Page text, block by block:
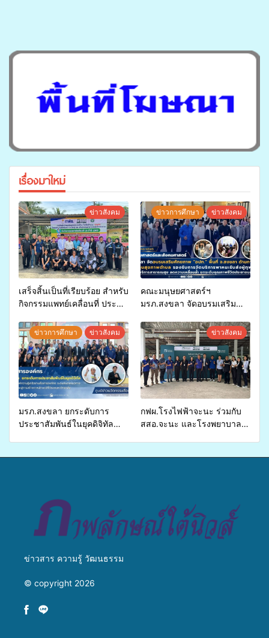
เรื่องมาใหม่
ข่าวสังคม
เสร็จสิ้นเป็นที่เรียบร้อย สำหรับ
กิจกรรมแพทย์เคลื่อนที่ ประจำ
สุขภาพแก่ประชาชนในพื้นที่
อำเภอจะนะ
ข่าวการศึกษา ข่าวสังคม
คณะมนุษยศาสตร์ฯ
มรภ.สงขลา จัดอบรมเสริม
จ่ายงบกองทุนสุขภาพตำบล
รองรับการจัดบริการพาหนะรับ
ส่งผู้ทุพพลภาพเพื่อเข้ารับ
บริการสาธารณสุข ลดความ
เหลื่อมล้ำ ยกระดับคุณภาพ
ชีวิตประชาชนอย่างยั่งยืน
ข่าวการศึกษา ข่าวสังคม
มรภ.สงขลา ยกระดับการ
ประชาสัมพันธ์ในยุคดิจิทัล
ข่าวสังคม
กฟผ.โรงไฟฟ้าจะนะ ร่วมกับ
สสอ.จะนะ และโรงพยาบาล
ข่าวสาร ความรู้ วัฒนธรรม
© copyright 2026